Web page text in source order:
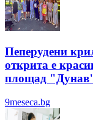
Пеперудени
открита е
площад
9meseca.bg